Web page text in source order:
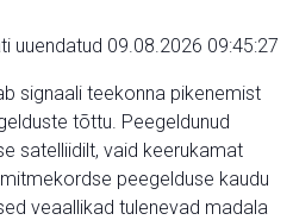
uuendatud 09.08.2026 09:45:27
signaali teekonna pikenemist
tõttu. Peegeldunud
satelliidilt, vaid keerukamat
peegelduse kaudu
veaallikad tulenevad madala